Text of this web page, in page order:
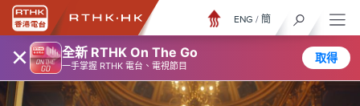
× 全新 RTHK On The Go
一手掌握 RTHK 電台、電視節目
取得
ENG / 簡